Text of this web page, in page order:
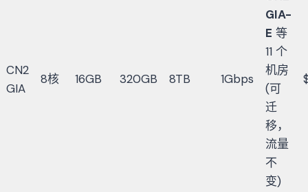
CN2
GIA
8核 16GB 320GB 8TB 1Gbps
GIA-
E 等
11 个
机房
(可
迁
移，
流量
不
变)